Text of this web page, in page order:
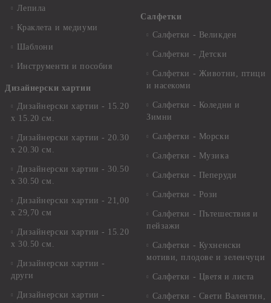
Лепила
Краклета и медиуми
Шаблони
Инструменти и пособия
Дизайнерски хартии
Дизайнерски хартии - 15.20
х 15.20 см.
Дизайнерски хартии - 20.30
х 20.30 см.
Дизайнерски хартии - 30.50
х 30.50 см.
Дизайнерски хартии - 21,00
х 29,70 см
Дизайнерски хартии - 15.20
x 30.50 см.
Дизайнерски хартии -
други
Дизайнерски хартии -
Салфетки
Салфетки - Великден
Салфетки - Детски
Салфетки - Животни, птици
и насекоми
Салфетки - Коледни и
Зимни
Салфетки - Морски
Салфетки - Музика
Салфетки - Пеперуди
Салфетки - Рози
Салфетки - Пътешествия и
пейзажи
Салфетки - Кухненски
мотиви, плодове и зеленчуци
Салфетки - Цветя и листа
Салфетки - Свети Валентин,